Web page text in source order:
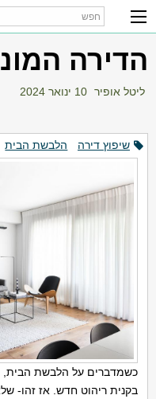
הדירה
ליטל אופיר 10 ינואר 2024
שיפוץ דירה הלבשת הבית
כשמדברים על הלבשת הבית,
בקנית ריהוט חדש. אז זהו-